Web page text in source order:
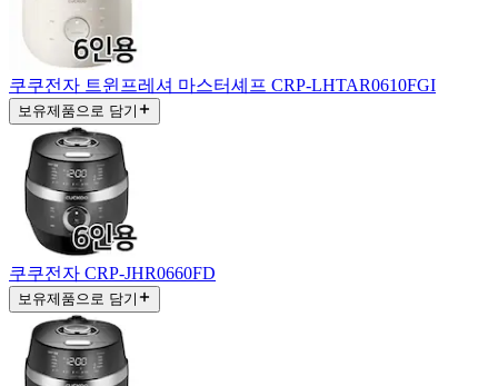
쿠쿠전자 트윈프레셔 마스터셰프 CRP-LHTAR0610FGI
보유제품으로 담기
쿠쿠전자 CRP-JHR0660FD
보유제품으로 담기